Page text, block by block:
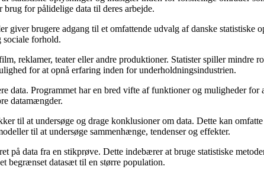
for pålidelige data til deres arbejde.
brugere adgang til et omfattende udvalg af danske statistiske
sociale forhold.
reklamer, teater eller andre produktioner. Statister spiller mindre
for at opnå erfaring inden for underholdningsindustrien.
data. Programmet har en bred vifte af funktioner og muligheder for
datamængder.
til at undersøge og drage konklusioner om data. Dette kan
til at undersøge sammenhænge, tendenser og effekter.
data fra en stikprøve. Dette indebærer at bruge statistiske
begrænset datasæt til en større population.